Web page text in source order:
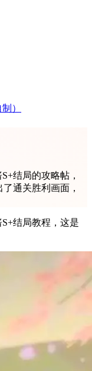
）
结局的攻略帖，
通关胜利画面，
结局教程，这是